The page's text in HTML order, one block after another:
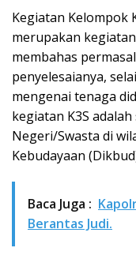
Kegiatan Kelompok
merupakan
membahas
penyelesaianya,
mengenai tenaga
kegiatan K3S
Negeri/Swasta di
Kebudayaan
Baca Juga :
Berantas Judi.